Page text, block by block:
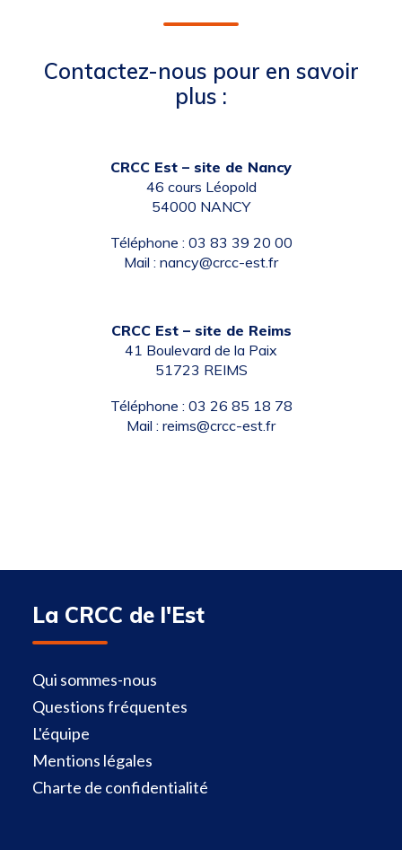
Contactez-nous pour en savoir
plus :
CRCC Est – site de Nancy
46 cours Léopold
54000 NANCY
Téléphone : 03 83 39 20 00
Mail : nancy@crcc-est.fr
CRCC Est – site de Reims
41 Boulevard de la Paix
51723 REIMS
Téléphone : 03 26 85 18 78
Mail : reims@crcc-est.fr
La CRCC de l'Est
Qui sommes-nous
Questions fréquentes
L'équipe
Mentions légales
Charte de confidentialité